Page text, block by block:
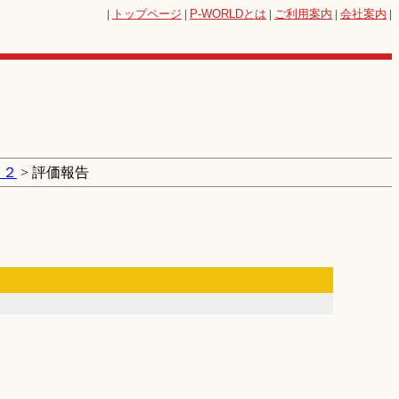
| トップページ | P-WORLDとは | ご利用案内 | 会社案内 |
> 評価報告